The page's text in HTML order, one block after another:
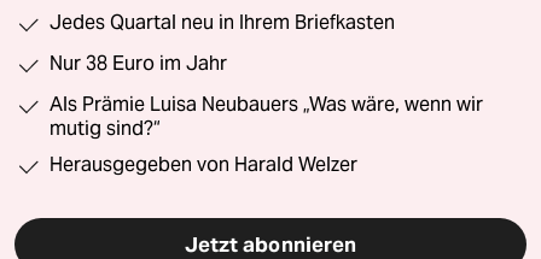
Jedes Quartal neu in Ihrem Briefkasten
Nur 38 Euro im Jahr
Als Prämie Luisa Neubauers „Was wäre, wenn wir
mutig sind?“
Herausgegeben von Harald Welzer
Jetzt abonnieren